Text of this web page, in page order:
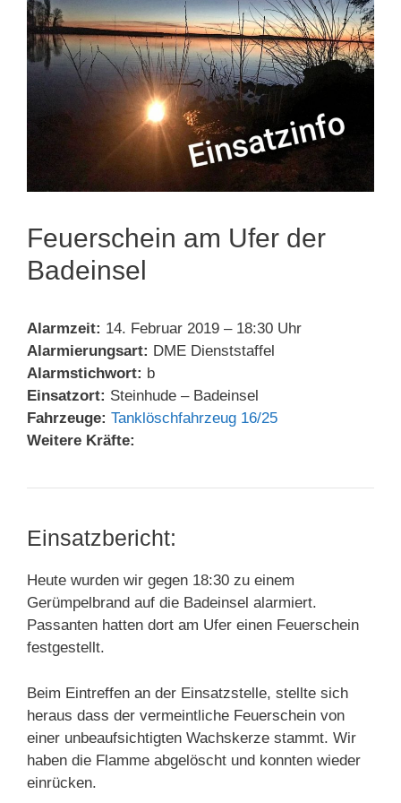
Feuerschein am Ufer der
Badeinsel
Alarmzeit: 14. Februar 2019 – 18:30 Uhr
Alarmierungsart: DME Dienststaffel
Alarmstichwort: b
Einsatzort: Steinhude – Badeinsel
Fahrzeuge: Tanklöschfahrzeug 16/25
Weitere Kräfte:
Einsatzbericht:
Heute wurden wir gegen 18:30 zu einem
Gerümpelbrand auf die Badeinsel alarmiert.
Passanten hatten dort am Ufer einen Feuerschein
festgestellt.
Beim Eintreffen an der Einsatzstelle, stellte sich
heraus dass der vermeintliche Feuerschein von
einer unbeaufsichtigten Wachskerze stammt. Wir
haben die Flamme abgelöscht und konnten wieder
einrücken.